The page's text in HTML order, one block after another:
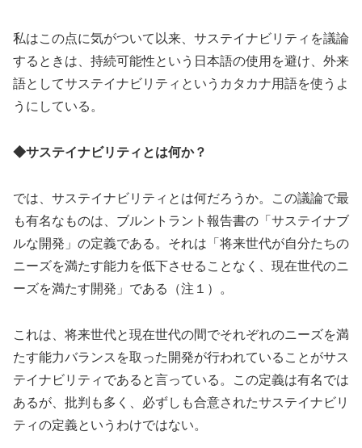
私はこの点に気がついて以来、サステイナビリティを議論
するときは、持続可能性という日本語の使用を避け、外来
語としてサステイナビリティというカタカナ用語を使うよ
うにしている。
◆サステイナビリティとは何か？
では、サステイナビリティとは何だろうか。この議論で最
も有名なものは、ブルントラント報告書の「サステイナブ
ルな開発」の定義である。それは「将来世代が自分たちの
ニーズを満たす能力を低下させることなく、現在世代のニ
ーズを満たす開発」である（注１）。
これは、将来世代と現在世代の間でそれぞれのニーズを満
たす能力バランスを取った開発が行われていることがサス
テイナビリティであると言っている。この定義は有名では
あるが、批判も多く、必ずしも合意されたサステイナビリ
ティの定義というわけではない。